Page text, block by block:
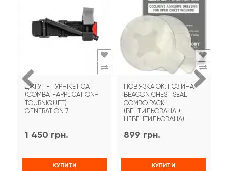
ДЖГУТ - ТУРНІКЕТ CAT
(COMBAT-APPLICATION-
TOURNIQUET)
GENERATION 7
1 450 грн.
КУПИТИ
ПОВ'ЯЗКА ОКЛЮЗІЙНА
BEACON CHEST SEAL
COMBO PACK
(ВЕНТИЛЬОВАНА +
НЕВЕНТИЛЬОВАНА)
899 грн.
КУПИТИ